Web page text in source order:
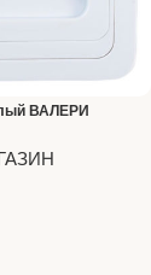
ВАЛЕРИ